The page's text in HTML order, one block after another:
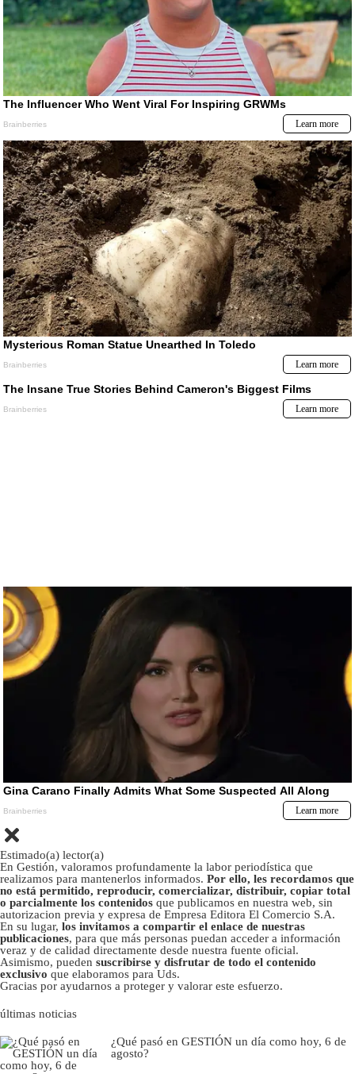
Estimado(a) lector(a)
En Gestión, valoramos profundamente la labor periodística que
realizamos para mantenerlos informados. Por ello, les recordamos que
no está permitido, reproducir, comercializar, distribuir, copiar total
o parcialmente los contenidos que publicamos en nuestra web, sin
autorizacion previa y expresa de Empresa Editora El Comercio S.A.
En su lugar, los invitamos a compartir el enlace de nuestras
publicaciones, para que más personas puedan acceder a información
veraz y de calidad directamente desde nuestra fuente oficial.
Asimismo, pueden suscribirse y disfrutar de todo el contenido
exclusivo que elaboramos para Uds.
Gracias por ayudarnos a proteger y valorar este esfuerzo.
últimas noticias
¿Qué pasó en GESTIÓN un día como hoy, 6 de
agosto?